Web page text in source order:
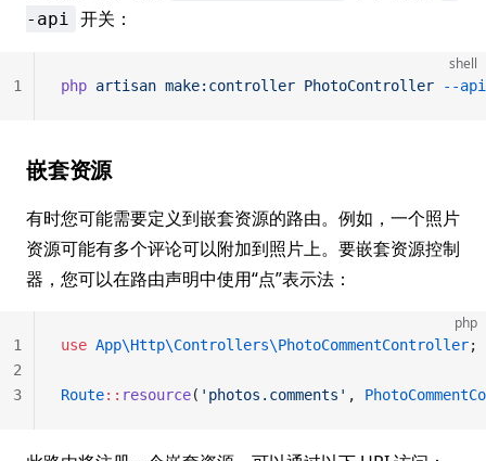
-api 开关：
shell
php artisan make:controller PhotoController --api
1
嵌套资源
有时您可能需要定义到嵌套资源的路由。例如，一个照片
资源可能有多个评论可以附加到照片上。要嵌套资源控制
器，您可以在路由声明中使用“点”表示法：
php
use App\Http\Controllers\PhotoCommentController;
Route:: resource( 'photos.comments' ,
1
2
3